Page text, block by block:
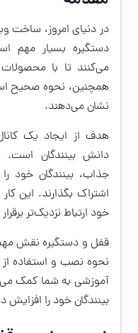
در دنیای امروز، ساخت
دستگیره بسیار مهم
می‌کنند تا با
همچنین، نحوه صحیح
نشان می‌دهند.
هدف از ایجاد یک
دانش بینندگان است.
جذاب، بینندگان خود
اشتراک بگذارند. این
خود ارتباط نزدیک‌تر
قفل و دستگیره نقش
نحوه نصب و استفاده از
آموزشی به شما کمک
بینندگان خود را افزایش